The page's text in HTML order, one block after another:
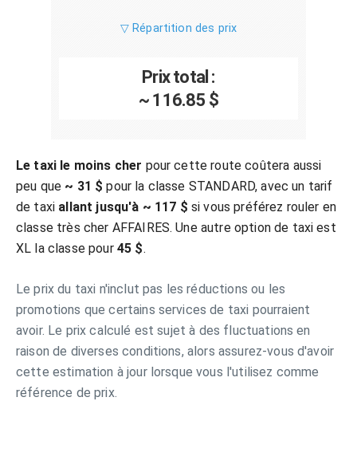
▽ Répartition des prix
Prix total :
~ 116.85 $
Le taxi le moins cher pour cette route coûtera aussi
peu que ~ 31 $ pour la classe STANDARD, avec un tarif
de taxi allant jusqu'à ~ 117 $ si vous préférez rouler en
classe très cher AFFAIRES. Une autre option de taxi est
XL la classe pour 45 $.
Le prix du taxi n'inclut pas les réductions ou les
promotions que certains services de taxi pourraient
avoir. Le prix calculé est sujet à des fluctuations en
raison de diverses conditions, alors assurez-vous d'avoir
cette estimation à jour lorsque vous l'utilisez comme
référence de prix.